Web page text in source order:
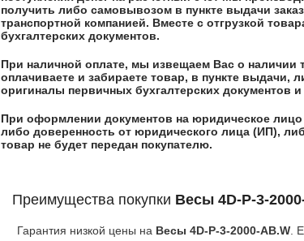
получить либо самовывозом в пункте выдачи
транспортной компанией. Вместе с отгрузкой
бухгалтерских документов.
При наличной оплате, мы извещаем Вас о наличии
оплачиваете и забираете товар, в пункте выдачи,
оригиналы первичных бухгалтерских документов
При оформлении документов на юридическое
либо доверенность от юридического лица (ИП),
товар не будет передан покупателю.
Преимущества покупки Весы 4D-P-3-
Гарантия низкой цены на Весы 4D-P-3-2000-AB.W.